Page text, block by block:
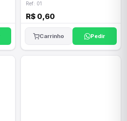
Ref: 01
R$ 0,60
Carrinho Pedir